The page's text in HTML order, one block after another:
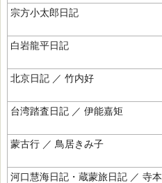
宗方小太郎日記
白岩龍平日記
北京日記 ／ 竹内好
台湾踏査日記 ／ 伊能嘉矩
蒙古行 ／ 鳥居きみ子
河口慧海日記・蔵蒙旅日記 ／ 寺本